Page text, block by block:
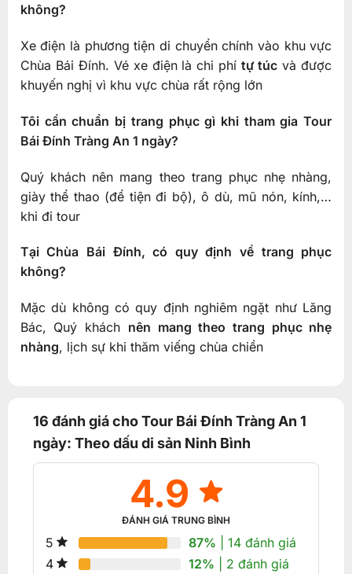
không?
Xe điện là phương tiện di chuyển chính vào khu vực
Chùa Bái Đính. Vé xe điện là chi phítự túc và được
khuyến nghị vì khu vực chùa rất rộng lớn
Tôi cần chuẩn bị trang phục gì khi tham gia Tour
Bái Đính Tràng An 1 ngày?
Quý khách nên mang theo trang phục nhẹ nhàng,
giày thể thao (để tiện đi bộ), ô dù, mũ nón, kính,…
khi đi tour
Tại Chùa Bái Đính, có quy định về trang phục
không?
Mặc dù không có quy định nghiêm ngặt như Lăng
Bác, Quý khách nên mang theo trang phục nhẹ
nhàng, lịch sự khi thăm viếng chùa chiền
16 đánh giá choTour Bái Đính Tràng An 1
ngày: Theo dấu di sản Ninh Bình
4.9
ĐÁNH GIÁ TRUNG BÌNH
5 87% | 14 đánh giá
4
12% | 2 đánh giá